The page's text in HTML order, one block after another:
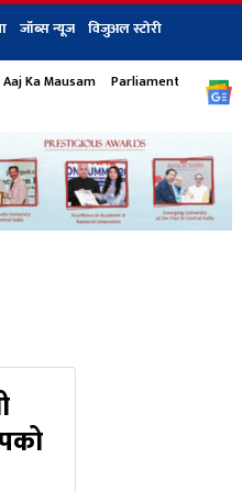
जॉब्स न्यूज विजुअल स्टोरी
एंटरटेनमेंट खेल
Aaj Ka Mausam Parliament Monsoon